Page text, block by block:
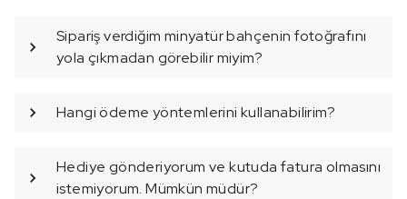
Sipariş verdiğim minyatür bahçenin fotoğrafını
yola çıkmadan görebilir miyim?
Hangi ödeme yöntemlerini kullanabilirim?
Hediye gönderiyorum ve kutuda fatura olmasını
istemiyorum. Mümkün müdür?